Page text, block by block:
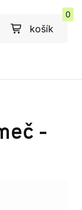
košík
0
-